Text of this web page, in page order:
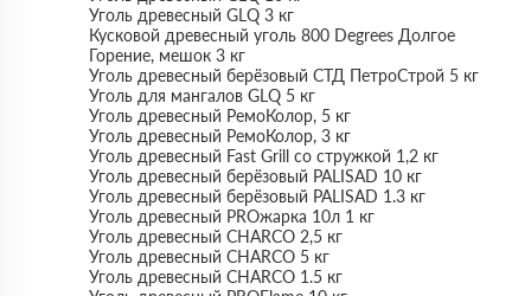
Уголь древесный GLQ 3 кг
Кусковой древесный уголь 800 Degrees Долгое
Горение, мешок 3 кг
Уголь древесный берёзовый СТД ПетроСтрой 5 кг
Уголь для мангалов GLQ 5 кг
Уголь древесный РемоКолор, 5 кг
Уголь древесный РемоКолор, 3 кг
Уголь древесный Fast Grill со стружкой 1,2 кг
Уголь древесный берёзовый PALISAD 10 кг
Уголь древесный берёзовый PALISAD 1.3 кг
Уголь древесный PROжарка 10л 1 кг
Уголь древесный CHARCO 2,5 кг
Уголь древесный CHARCO 5 кг
Уголь древесный CHARCO 1.5 кг